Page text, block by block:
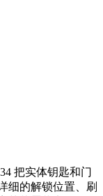
把实体钥匙和门
细的解锁位置、刷